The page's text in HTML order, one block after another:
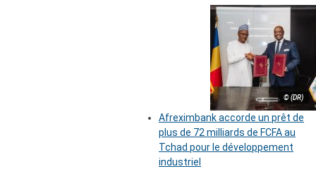
© (DR)
Afreximbank accorde un prêt de
plus de 72 milliards de FCFA au
Tchad pour le développement
industriel